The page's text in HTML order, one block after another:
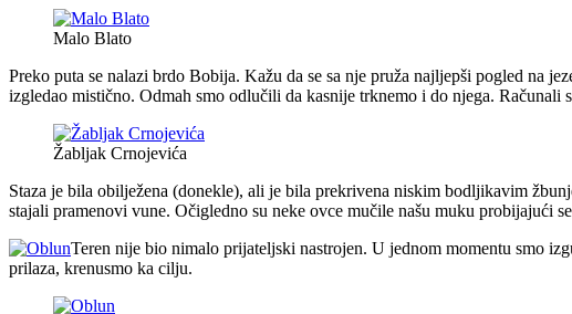
Malo Blato
Preko puta se nalazi brdo Bobija. Kažu da se sa nje pruža najljepši pogled na
izgledao mistično. Odmah smo odlučili da kasnije trknemo i do njega.
Žabljak Crnojevića
Staza je bila obilježena (donekle), ali je bila prekrivena niskim bodljikavim
stajali pramenovi vune. Očigledno su neke ovce mučile našu muku probijajući
Teren nije bio nimalo prijateljski nastrojen. U jednom momentu smo
prilaza, krenusmo ka cilju.